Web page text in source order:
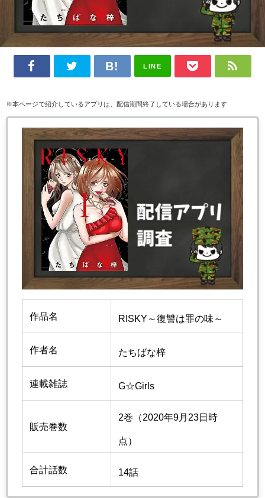
LINE
※本ページで紹介しているアプリは、配信期間終了している場合があります
作品名 RISKY～復讐は罪の味～
作者名 たちばな梓
連載雑誌 G☆Girls
販売巻数
2巻（2020年9月23日時
点）
合計話数 14話